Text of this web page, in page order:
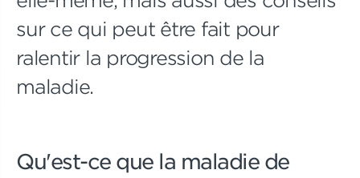
sur ce qui peut être fait pour
ralentir la progression de la
maladie.
Qu'est-ce que la maladie de